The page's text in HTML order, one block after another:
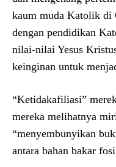
kaum muda Katolik di
dengan pendidikan
nilai-nilai Yesus
keinginan untuk
“Ketidakafiliasi”
mereka melihatnya
“menyembunyikan
antara bahan bakar